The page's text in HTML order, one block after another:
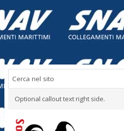
Optional callout text right side.